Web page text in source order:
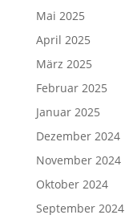
Mai 2025
April 2025
März 2025
Februar 2025
Januar 2025
Dezember 2024
November 2024
Oktober 2024
September 2024